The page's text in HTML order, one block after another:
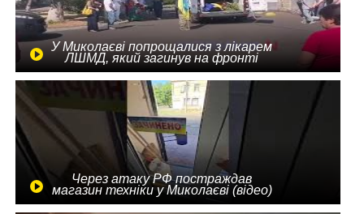
У Миколаєві попрощалися з лікарем
ЛШМД, який загинув на фронті
Через атаку РФ постраждав
магазин техніки у Миколаєві (відео)